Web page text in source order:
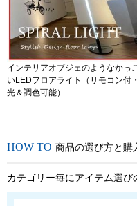
インテリアオブジェのようなかっ
いLEDフロアライト（リモコン付
光＆調色可能）
商品の選び方と購
カテゴリー毎にアイテム選び